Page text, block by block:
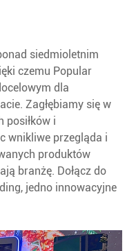
siedmioletnim
czemu Popular
dla
Zagłębiamy się w
posiłków i
wnikliwe przegląda i
produktów
branżę. Dołącz do
jedno innowacyjne